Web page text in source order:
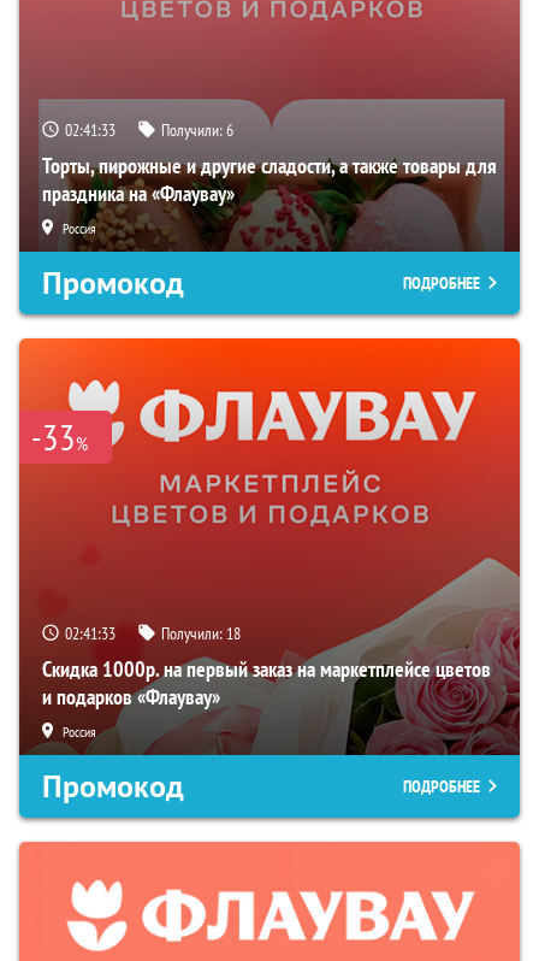
02:41:32 Получили:6
Торты, пирожные и другие сладости, а также товары для
праздника на «Флаувау»
Россия
Промокод ПОДРОБНЕЕ
-33%
02:41:32 Получили: 18
Скидка 1000р. на первый заказ на маркетплейсе цветов
и подарков «Флаувау»
Россия
Промокод ПОДРОБНЕЕ